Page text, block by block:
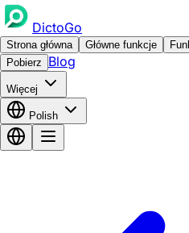
DictoGo
Strona główna Główne funkcje
Pobierz
Blog
Więcej
Polish